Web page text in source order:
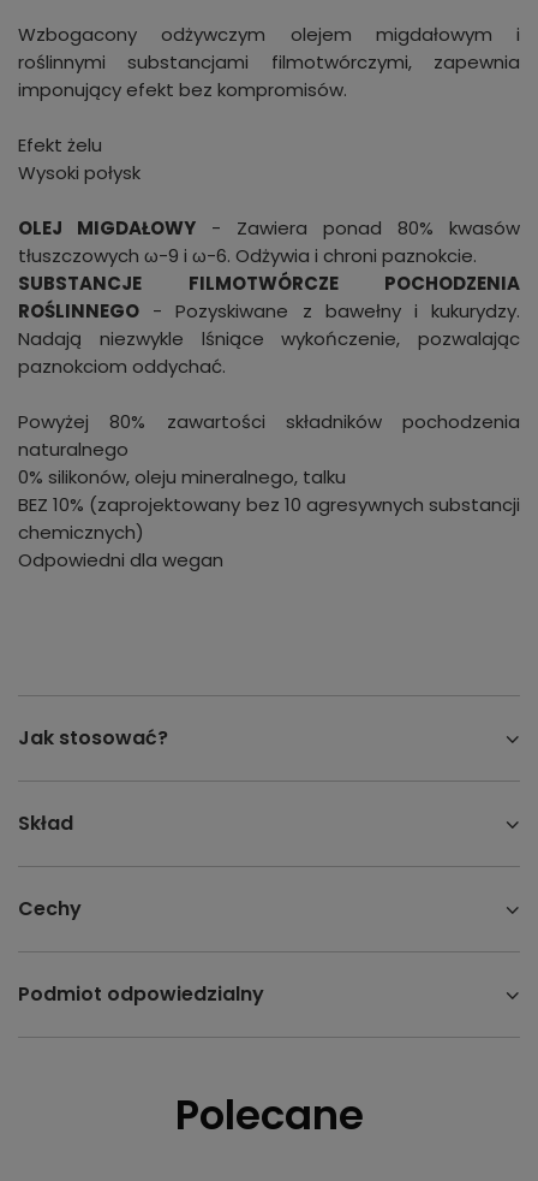
Wzbogacony odżywczym olejem migdałowym i
roślinnymi substancjami filmotwórczymi, zapewnia
imponujący efekt bez kompromisów.
Efekt żelu
Wysoki połysk
OLEJ MIGDAŁOWY - Zawiera ponad 80% kwasów
tłuszczowych ω-9 i ω-6. Odżywia i chroni paznokcie.
SUBSTANCJE FILMOTWÓRCZE POCHODZENIA
ROŚLINNEGO - Pozyskiwane z bawełny i kukurydzy.
Nadają niezwykle lśniące wykończenie, pozwalając
paznokciom oddychać.
Powyżej 80% zawartości składników pochodzenia
naturalnego
0% silikonów, oleju mineralnego, talku
BEZ 10% (zaprojektowany bez 10 agresywnych substancji
chemicznych)
Odpowiedni dla wegan
Jak stosować?
Skład
Cechy
Podmiot odpowiedzialny
Polecane